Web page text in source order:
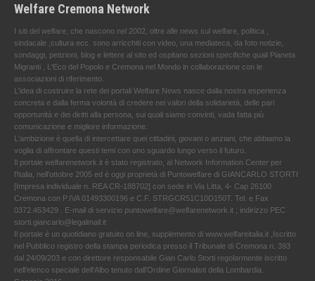
Welfare Cremona Network
I siti del welfare, che nascono nel 2002, oltre alle news sul welfare, politica ,
sindacale ,cultura ecc. sono arricchiti con video, una mediateca, da foto notizie,
sondaggi, petizioni, blog e lettere al sito ed ospitano sezioni specifiche quali Pianeta
Migranti , L'Eco del Popolo e Cremona nel Mondo in collaborazione con le
associazioni di riferimento.
L'idea di costruire la rete dei portali Welfare News nasce dalla nostra esperienza
concreta e dalla ferma volontà di credere nei valori della solidarietà, delle pari
opportunità e dei diritti alla persona, sui quali siamo convinti, vada fatta più
comunicazione e migliore informazione.
L'ambizione è quella di intercettare quei cittadini, giovani o anziani, che abbiamo la
voglia di affrontare questi temi con uno sguardo lungo verso il futuro.
Il portale welfarenetwork.it è stato registrato, al Network Information Center per
l'Italia, nell’ottobre 2005 ed è oggi proprietà di Puntowelfare di GIANCARLO STORTI
[Impresa individuale n. REA CR-188702] con sede in Via Litta, 4- Cap 26100
Cremona con P.IVA 01493300196 e C.F. STRGCR51C10D150T. Tel. e Fax
0372.453429 . E-mail di servizio puntowelfare@welfarenetwork.it ; indirizzo PEC
storti.giancarlo@legalmail.it
Il portale è un quotidiano gratuito on line, supplemento di www.welfareitalia.it ,Iscritto
nel Pubblico registro della stampa periodica presso il Tribunale di Cremona n. 393
dal 24/09/203 e con direttore responsabile Gian Carlo Storti regolarmente iscritto
nell’elenco speciale dell’Albo tenuto dall’Ordine Giornalisti della Lombardia.